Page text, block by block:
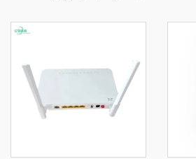
Φιβερ Optic